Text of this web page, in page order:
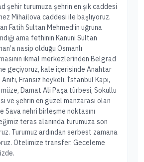
şehir turumuza şehrin en şık caddesi
Mihailova caddesi ile başlıyoruz.
Fatih Sultan Mehmed’in uğruna
ama fethinin Kanuni Sultan
nasip olduğu Osmanlı
ikmal merkezlerinden Belgrad
geçiyoruz, kale içerisinde Anahtar
Fransız heykeli, İstanbul Kapı,
Damat Ali Paşa türbesi, Sokullu
ve şehrin en güzel manzarası olan
Sava nehri birleşme noktasını
teras alanında turumuza son
Turumuz ardından serbest zamana
Otelimize transfer. Geceleme